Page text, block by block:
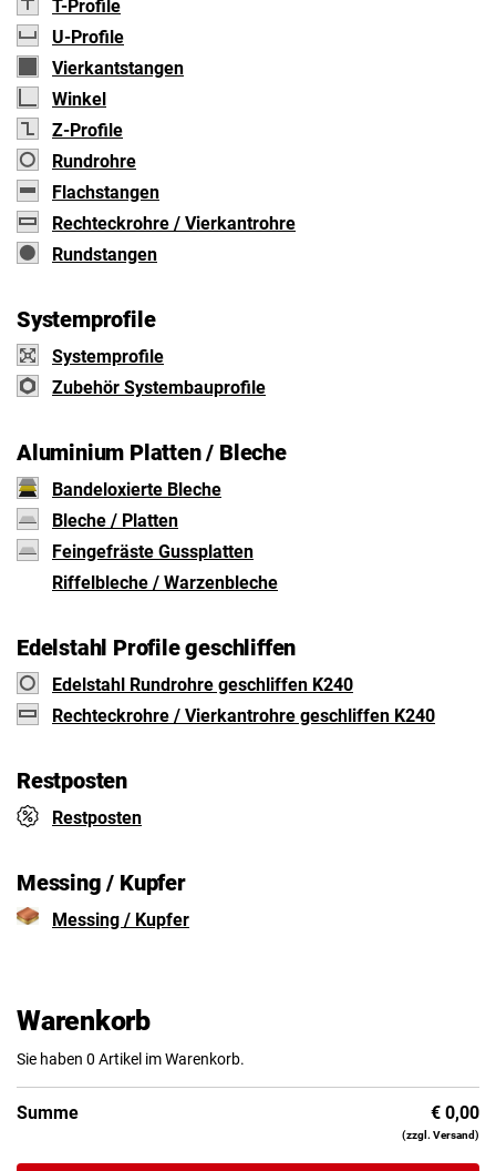
T-Profile
U-Profile
Vierkantstangen
Winkel
Z-Profile
Rundrohre
Flachstangen
Rechteckrohre / Vierkantrohre
Rundstangen
Systemprofile
Systemprofile
Zubehör Systembauprofile
Aluminium Platten / Bleche
Bandeloxierte Bleche
Bleche / Platten
Feingefräste Gussplatten
Riffelbleche / Warzenbleche
Edelstahl Profile geschliffen
Edelstahl Rundrohre geschliffen K240
Rechteckrohre / Vierkantrohre geschliffen K240
Restposten
Restposten
Messing / Kupfer
Messing / Kupfer
Warenkorb
Sie haben 0 Artikel im Warenkorb.
Summe € 0,00
(zzgl. Versand)